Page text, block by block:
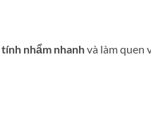
tính nhẩm nhanhvà làm quen